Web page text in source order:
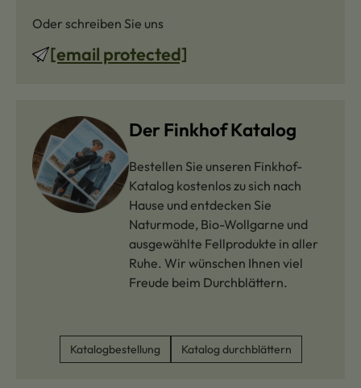
Oder schreiben Sie uns
[email protected]
Der Finkhof Katalog
Bestellen Sie unseren Finkhof-
Katalog kostenlos zu sich nach
Hause und entdecken Sie
Naturmode, Bio-Wollgarne und
ausgewählte Fellprodukte in aller
Ruhe. Wir wünschen Ihnen viel
Freude beim Durchblättern.
Katalogbestellung Katalog durchblättern